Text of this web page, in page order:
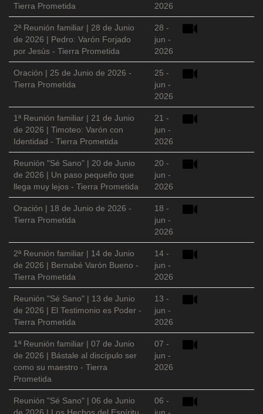
Tierra Prometida
2026
2ª Reunión familiar | 28 de Junio
de 2026 | Pedro: Varón Forjado
por Jesús - Tierra Prometida
28 -
jun -
2026
Oración | 25 de Junio de 2026 -
Tierra Prometida
25 -
jun -
2026
1ª Reunión familiar | 21 de Junio
de 2026 | Timoteo: Varón con
Identidad - Tierra Prometida
21 -
jun -
2026
Reunión "Sé Sano" | 20 de Junio
de 2026 | Un paso pequeño que
llega muy lejos - Tierra Prometida
20 -
jun -
2026
Oración | 18 de Junio de 2026 -
Tierra Prometida
18 -
jun -
2026
2ª Reunión familiar | 14 de Junio
de 2026 | Bernabé Varón Bueno -
Tierra Prometida
14 -
jun -
2026
Reunión "Sé Sano" | 13 de Junio
de 2026 | El Testimonio es Poder -
Tierra Prometida
13 -
jun -
2026
1ª Reunión familiar | 07 de Junio
de 2026 | Bástale al discípulo ser
como su maestro - Tierra
Prometida
07 -
jun -
2026
Reunión "Sé Sano" | 06 de Junio
06 -